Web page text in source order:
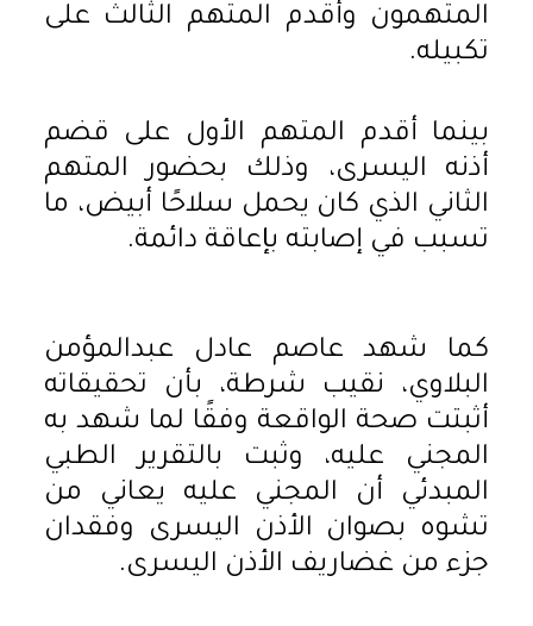
المتهمون وأقدم المتهم الثالث على
تكبيله.
بينما أقدم المتهم الأول على قضم
أذنه اليسرى، وذلك بحضور المتهم
الثاني الذي كان يحمل سلاحًا أبيض، ما
تسبب في إصابته بإعاقة دائمة.
كما شهد عاصم عادل عبدالمؤمن
البلاوي، نقيب شرطة، بأن تحقيقاته
أثبتت صحة الواقعة وفقًا لما شهد به
المجني عليه، وثبت بالتقرير الطبي
المبدئي أن المجني عليه يعاني من
تشوه بصوان الأذن اليسرى وفقدان
جزء من غضاريف الأذن اليسرى.